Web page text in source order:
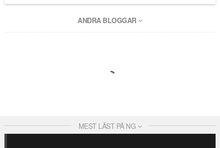
ANDRA BLOGGAR
MEST LÄST PÅ NG